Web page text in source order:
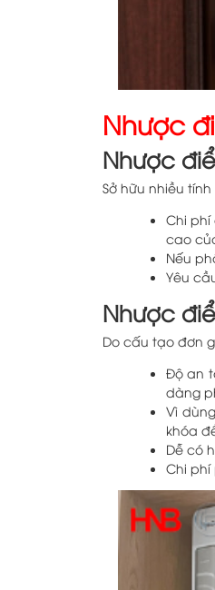
Nhược
Nhược
Sở hữu nhiều
Chi
cao
Nếu
Yêu
Nhược
Do cấu tạo đơn
Độ an
dàng
Vì
khóa
Dễ có
Chi phí